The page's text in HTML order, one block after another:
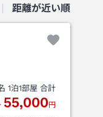
距離が近い順
1泊1部屋 合計
55,000 円